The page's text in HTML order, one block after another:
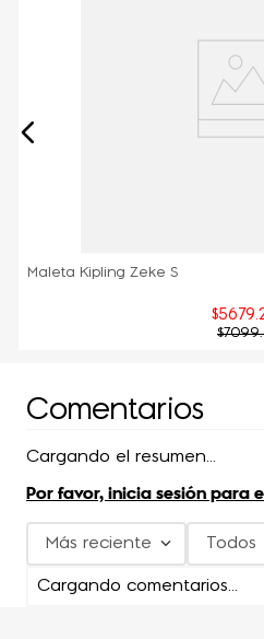
Maleta Kipling Zeke S
$5679.
$7099.
Comentarios
Cargando el resumen…
Por favor, inicia sesión para
Más reciente Todos
Cargando comentarios…